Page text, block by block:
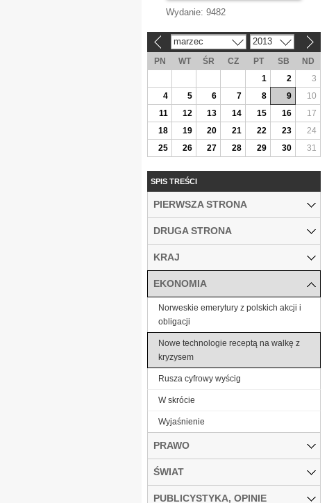
Wydanie: 9482
marzec 2013
PN WT ŚR CZ PT SB
ND
1
2
3
4
5 6 7 8 9
10
11
12 13 14 15 16
17
18
19 20 21 22 23
24
25
26 27 28 29 30 31
SPIS TREŚCI
PIERWSZA STRONA
DRUGA STRONA
KRAJ
EKONOMIA
Norweskie emerytury z polskich akcji i
obligacji
Nowe technologie receptą na walkę z
kryzysem
Rusza cyfrowy wyścig
W skrócie
Wyjaśnienie
PRAWO
ŚWIAT
PUBLICYSTYKA, OPINIE